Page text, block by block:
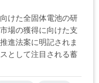
けた全固体電池の研
場の獲得に向けた支
進法案に明記されま
として注目される蓄